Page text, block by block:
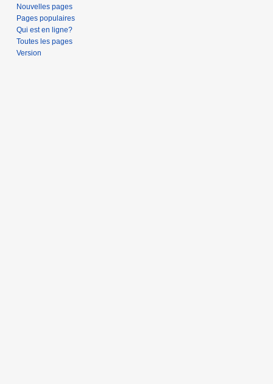
Nouvelles pages
Pages populaires
Qui est en ligne?
Toutes les pages
Version